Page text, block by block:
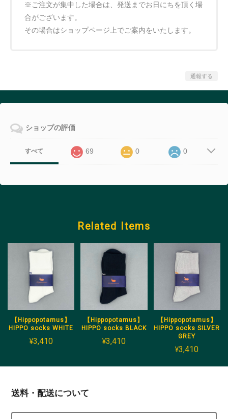
※ご注文が集中した場合は、発送までお日にちを頂く場
合がございます。
その場合はショップページ上でご案内をいたします。
通報する
ショップの評価
すべて 69 0 0
Related Items
【Hippopotamus】
HIPPO socks WHITE
¥3,410
【Hippopotamus】
HIPPO socks BLACK
¥3,410
【Hippopotamus】
HIPPO socks SILVER
GREY
¥3,410
送料・配送について